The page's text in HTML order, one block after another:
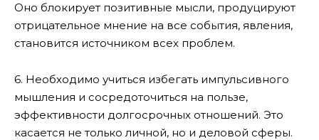
Оно блокирует позитивные мысли, продуцируют
отрицательное мнение на все события, явления,
становится источником всех проблем.
6. Необходимо учиться избегать импульсивного
мышления и сосредоточиться на пользе,
эффективности долгосрочных отношений. Это
касается не только личной, но и деловой сферы.